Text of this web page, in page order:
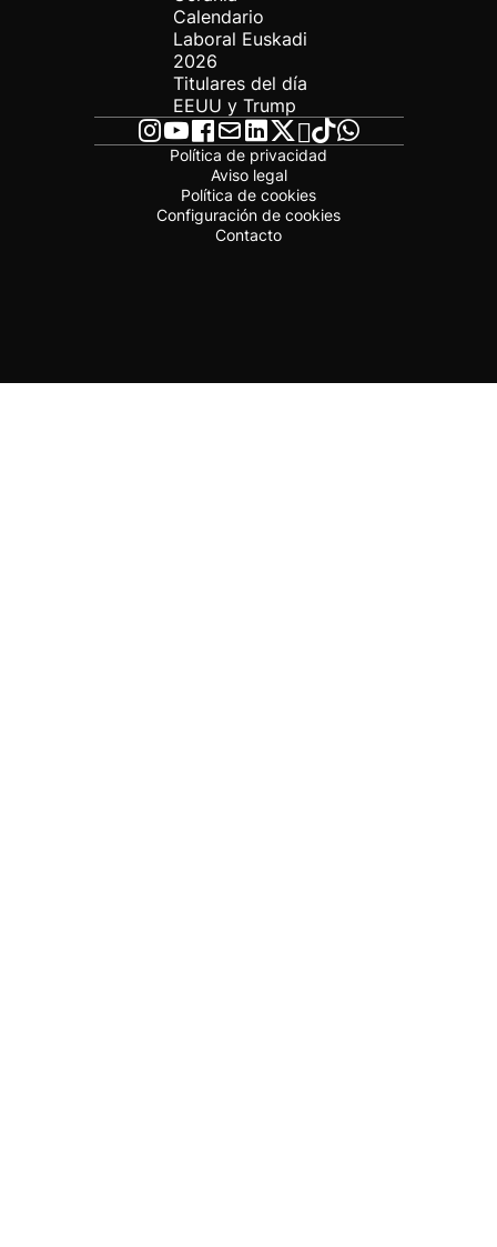
Calendario
Laboral Euskadi
2026
Titulares del día
EEUU y Trump
Política de privacidad
Aviso legal
Política de cookies
Configuración de cookies
Contacto